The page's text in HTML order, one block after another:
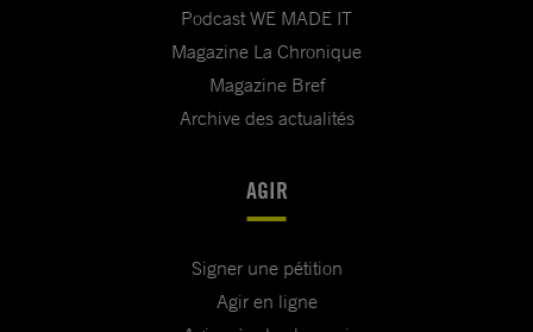
Podcast WE MADE IT
Magazine La Chronique
Magazine Bref
Archive des actualités
AGIR
Signer une pétition
Agir en ligne